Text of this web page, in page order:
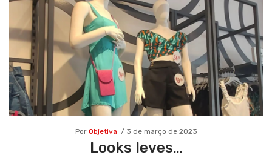
Por Objetiva 3 de março de 2023
Looks leves…